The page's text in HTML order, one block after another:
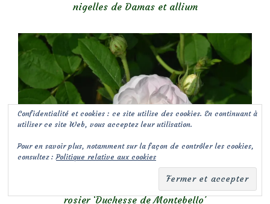
nigelles de Damas et allium
rosier ‘Duchesse de Montebello’
Confidentialité et cookies : ce site utilise des cookies. En continuant à
utiliser ce site Web, vous acceptez leur utilisation.
Pour en savoir plus, notamment sur la façon de contrôler les cookies,
consultez :Politique relative aux cookies